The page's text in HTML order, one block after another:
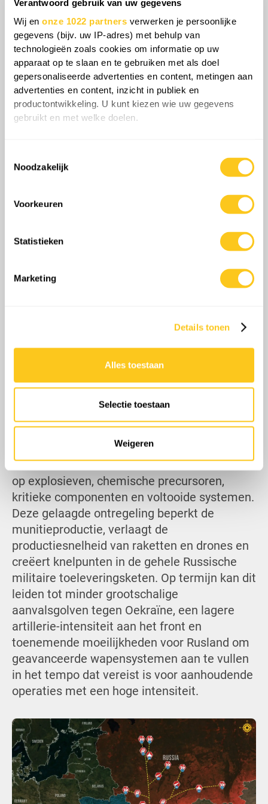
Verantwoord gebruik van uw gegevens
Wij enonze 1022 partners verwerken je persoonlijke
gegevens (bijv. uw IP-adres) met behulp van
technologieën zoals cookies om informatie op uw
apparaat op te slaan en te gebruiken met als doel
gepersonaliseerde advertenties en content, metingen aan
advertenties en content, inzicht in publiek en
productontwikkeling. U kunt kiezen wie uw gegevens
gebruikt en met welke doelen.
Informatie verzamelen over uw geografische
locatie, die tot een paar meter nauwkeurig kan zijn
scannen op specifieke eigenschappen (fingerprinting)
detailgedeeltein.
U kunt uw toestemming op elk moment wijzigen of
We gebruiken cookies om content en advertenties te
informatie over uw gebruik van onze site met onze
informatie die u aan ze heeft verstrekt of die ze hebben
verzameld op basis van uw gebruik van hun services.
Noodzakelijk
Voorkeuren
Statistieken
Marketing
Details tonen
Alles toestaan
Selectie toestaan
Weigeren
ruimtetechnologie. In een afzonderlijke
aanval in dezelfde stad troffen Oekraïense
strijdkrachten een andere locatie voor de
productie van drones en de Beriev-
vliegtuigfabriek. De aanval beschadigde
werkplaatsen voor de productie van drones
en infrastructuur voor de modernisering van
modernisering van amfibievliegtuigen die
worden ingezet tegen Oekraïense maritieme
luchtvaartsystemen zoals AWACS-platforms
Over het geheel genomen brengt de
uitgebreide Oekraïense aanvalscampagne
strategische schade toe aan de Russische
defensie-industriële basis door zich te richten
op explosieven, chemische precursoren,
kritieke componenten en voltooide systemen.
Deze gelaagde ontregeling beperkt de
munitieproductie, verlaagt de
productiesnelheid van raketten en drones en
creëert knelpunten in de gehele Russische
militaire toeleveringsketen. Op termijn kan dit
leiden tot minder grootschalige
aanvalsgolven tegen Oekraïne, een lagere
artillerie-intensiteit aan het front en
toenemende moeilijkheden voor Rusland om
geavanceerde wapensystemen aan te vullen
in het tempo dat vereist is voor aanhoudende
operaties met een hoge intensiteit.